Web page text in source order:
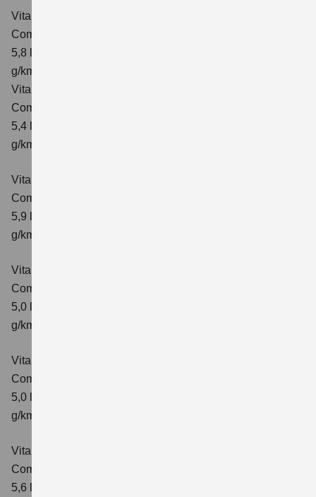
Vitara 1.4 BOOSTERJET HYBRID ALLGRIP AT
Comfort
5,8 l/100 km; kombinierter Wert der CO₂-Emission: 137
g/km; CO₂-Klasse: E
Vitara 1.4 BOOSTERJET HYBRID ALLGRIP
Comfort+ Verbrauchswerte: kombinierter Energieverbrauch
5,4 l/100km; kombinierter Wert der CO₂-Emission: 129
g/km; CO₂-Klasse: D
Vitara 1.4 BOOSTERJET HYBRID ALLGRIP AT
Comfort+
5,9 l/100 km; kombinierter Wert der CO₂-Emission: 138
g/km; CO₂-Klasse: E
Vitara 1.5 DUALJET HYBRID AGS
Comfort
5,0 l/100km; kombinierter Wert der CO₂-Emission: 113
g/km; CO₂-Klasse: C
Vitara 1.5 DUALJET HYBRID AGS
Comfort+
5,0 l/100km; kombinierter Wert der CO₂-Emission: 114
g/km; CO₂-Klasse: C
Vitara 1.5 DUALJET HYBRID ALLGRIP AGS
Comfort
5,6 l/100km; kombinierter Wert der CO₂-Emission: 126